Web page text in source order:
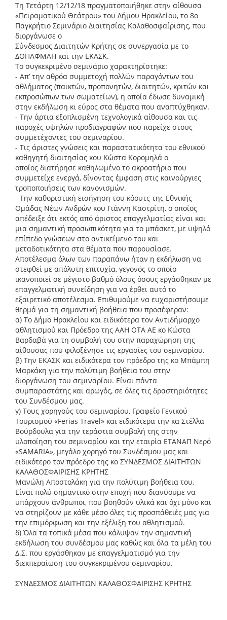
Τη Τετάρτη 12/12/18 πραγματοποιήθηκε στην αίθουσα
«Πειραματικού Θεάτρου» του Δήμου Ηρακλείου, το 8ο
Παγκρήτιο Σεμινάριο Διαιτησίας Καλαθοσφαίρισης, που
διοργάνωσε ο
Σύνδεσμος Διαιτητών Κρήτης σε συνεργασία με το
ΔΟΠΑΦΜΑΗ και την ΕΚΑΣΚ.
Το συγκεκριμένο σεμινάριο χαρακτηρίστηκε:
- Απ’ την αθρόα συμμετοχή πολλών παραγόντων του
αθλήματος (παικτών, προπονητών, διαιτητών, κριτών και
εκπροσώπων των σωματείων), η οποία έδωσε δυναμική
στην εκδήλωση κι εύρος στα θέματα που αναπτύχθηκαν.
- Την άρτια εξοπλισμένη τεχνολογικά αίθουσα και τις
παροχές υψηλών προδιαγραφών που παρείχε στους
συμμετέχοντες του σεμιναρίου.
- Τις άριστες γνώσεις και παραστατικότητα του εθνικού
καθηγητή διαιτησίας κου Κώστα Κορομηλά ο
οποίος διατήρησε καθηλωμένο το ακροατήριο που
συμμετείχε ενεργά, δίνοντας έμφαση στις καινούργιες
τροποποιήσεις των κανονισμών.
- Την καθοριστική εισήγηση του κόουτς της Εθνικής
Ομάδας Νέων Ανδρών κου Γιάννη Καστρίτη, ο οποίος
απέδειξε ότι εκτός από άριστος επαγγελματίας είναι και
μια σημαντική προσωπικότητα για το μπάσκετ, με υψηλό
επίπεδο γνώσεων στο αντικείμενο του και
μεταδοτικότητα στα θέματα που παρουσίασε.
Αποτέλεσμα όλων των παραπάνω ήταν η εκδήλωση να
στεφθεί με απόλυτη επιτυχία, γεγονός το οποίο
ικανοποιεί σε μέγιστο βαθμό όλους όσους εργάσθηκαν με
επαγγελματική συνείδηση για να έρθει αυτό το
εξαιρετικό αποτέλεσμα. Επιθυμούμε να ευχαριστήσουμε
θερμά για τη σημαντική βοήθεια που προσέφεραν:
α) Το Δήμο Ηρακλείου και ειδικότερα τον Αντιδήμαρχο
αθλητισμού και Πρόεδρο της ΑΑΗ ΟΤΑ ΑΕ κο Κώστα
Βαρδαβά για τη συμβολή του στην παραχώρηση της
αίθουσας που φιλοξένησε τις εργασίες του σεμιναρίου.
β) Την ΕΚΑΣΚ και ειδικότερα τον πρόεδρο της κο Μπάμπη
Μαρκάκη για την πολύτιμη βοήθεια του στην
διοργάνωση του σεμιναρίου. Είναι πάντα
συμπαραστάτης και αρωγός, σε όλες τις δραστηριότητες
του Συνδέσμου μας.
γ) Τους χορηγούς του σεμιναρίου, Γραφείο Γενικού
Τουρισμού «Ferias Travel» και ειδικότερα την κα Στέλλα
Βούρδουλα για την τεράστια συμβολή της στην
υλοποίηση του σεμιναρίου και την εταιρία ΕΤΑΝΑΠ Νερό
«SAMARIA», μεγάλο χορηγό του Συνδέσμου μας και
ειδικότερο τον πρόεδρο της κο ΣΥΝΔΕΣΜΟΣ ΔΙΑΙΤΗΤΩΝ
ΚΑΛΑΘΟΣΦΑΙΡΙΣΗΣ ΚΡΗΤΗΣ
Μανώλη Αποστολάκη για την πολύτιμη βοήθεια του.
Είναι πολύ σημαντικό στην εποχή που διανύουμε να
υπάρχουν άνθρωποι, που βοηθούν υλικά και όχι μόνο και
να στηρίζουν με κάθε μέσο όλες τις προσπάθειές μας για
την επιμόρφωση και την εξέλιξη του αθλητισμού.
δ) Όλα τα τοπικά μέσα που κάλυψαν την σημαντική
εκδήλωση του συνδέσμου μας καθώς και όλα τα μέλη του
Δ.Σ. που εργάσθηκαν με επαγγελματισμό για την
διεκπεραίωση του συγκεκριμένου σεμιναρίου.
ΣΥΝΔΕΣΜΟΣ ΔΙΑΙΤΗΤΩΝ ΚΑΛΑΘΟΣΦΑΙΡΙΣΗΣ ΚΡΗΤΗΣ